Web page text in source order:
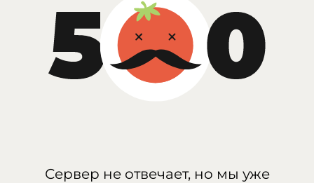
Сервер не отвечает, но мы уже